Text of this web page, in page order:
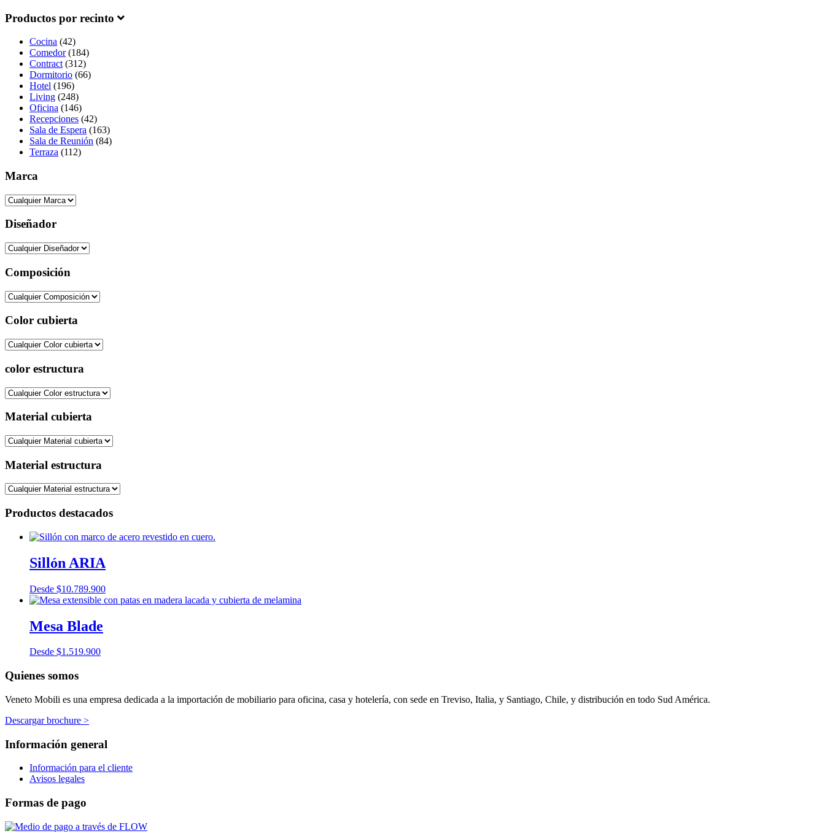
Productos por recinto
Cocina (42)
Comedor(184)
Contract (312)
Dormitorio (66)
Hotel (196)
Living (248)
Oficina (146)
Recepciones (42)
Sala de Espera (163)
Sala de Reunión (84)
Terraza (112)
Marca
Diseñador
Composición
Color cubierta
color estructura
Material cubierta
Material estructura
Productos destacados
Sillón ARIA
Desde $10.789.900
Mesa Blade
Desde $1.519.900
Quienes somos
Veneto Mobili es una empresa dedicada a la importación de mobiliario para oficina, casa y hotelería, con sede en Treviso, Italia, y Santiago, Chile, y distribución en todo Sud América.
Descargar brochure >
Información general
Información para el cliente
Avisos legales
Formas de pago